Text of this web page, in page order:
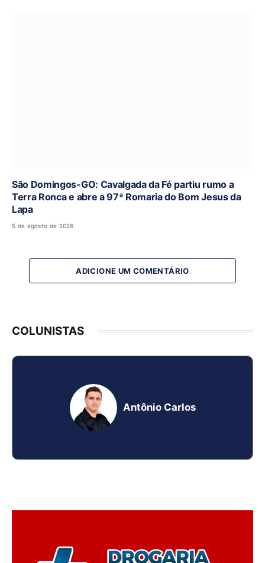
São Domingos-GO: Cavalgada da Fé partiu rumo a
Terra Ronca e abre a 97ª Romaria do Bom Jesus da
Lapa
5 de agosto de 2026
ADICIONE UM COMENTÁRIO
COLUNISTAS
Antônio Carlos